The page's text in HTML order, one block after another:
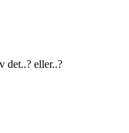
det..? eller..?